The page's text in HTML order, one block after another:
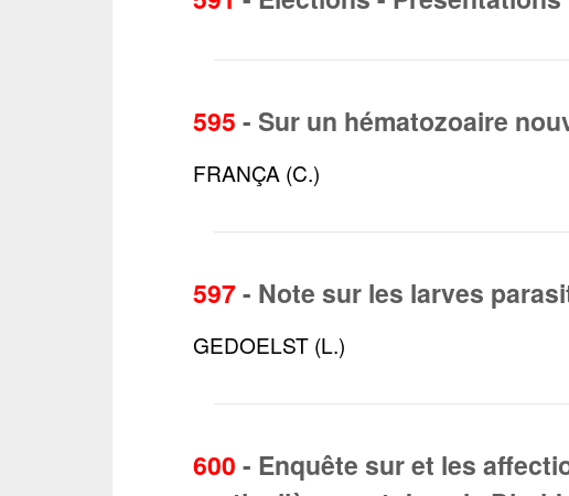
595 - Sur un hématozoaire
FRANÇA (C.)
597- Note sur les larves
GEDOELST (L.)
600 - Enquête sur et les